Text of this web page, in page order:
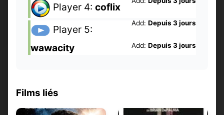
Player 4: coflix
Add: Depuis 3 jours
Player 5:
wawacity
Add: Depuis 3 jours
Films liés